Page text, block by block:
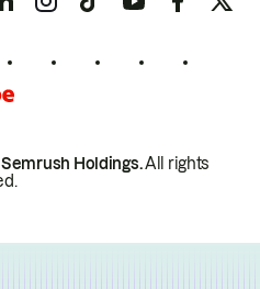
Holdings.All rights